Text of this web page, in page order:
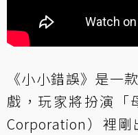
《小小錯誤》是一款
戲，玩家將扮演「
Corporation）裡